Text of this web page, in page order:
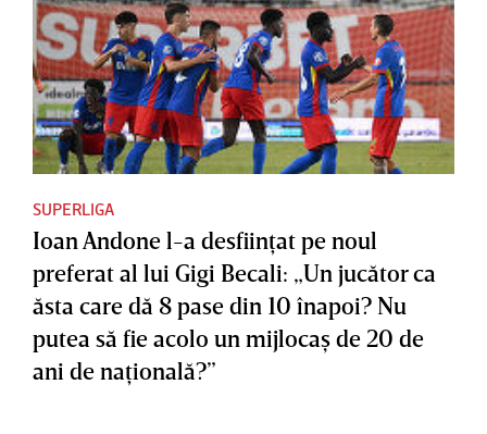
SUPERLIGA
Ioan Andone l-a desfiinţat pe noul
preferat al lui Gigi Becali: „Un jucător ca
ăsta care dă 8 pase din 10 înapoi? Nu
putea să fie acolo un mijlocaş de 20 de
ani de naţională?”